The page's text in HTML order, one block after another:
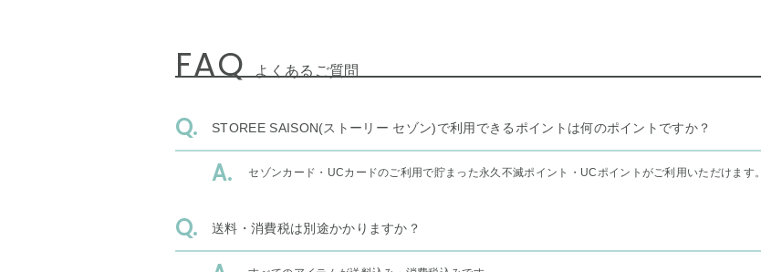
FAQ よくあるご質問
STOREE SAISON(ストーリー セゾン)で利用できるポイントは何のポイントですか？
セゾンカード・UCカードのご利用で貯まった永久不滅ポイント・UCポイントがご利用いただけます。
送料・消費税は別途かかりますか？